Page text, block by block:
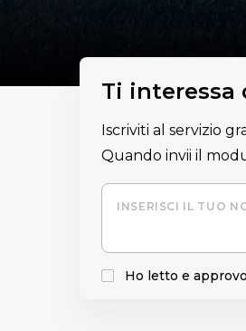
Ti interessa
Iscriviti al servizio
Quando invii il
INSERISCI IL TUO
Ho letto e approvo